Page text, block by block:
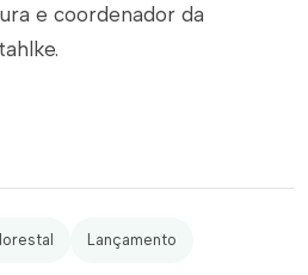
e coordenador da
Lançamento